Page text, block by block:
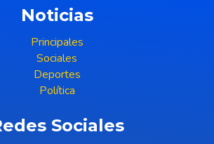
Noticias
Principales
Sociales
Deportes
Política
Sociales